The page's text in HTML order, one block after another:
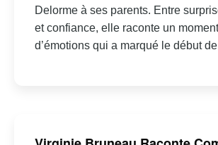
Delorme à ses parents. Entre
et confiance, elle raconte un
d’émotions qui a marqué le début